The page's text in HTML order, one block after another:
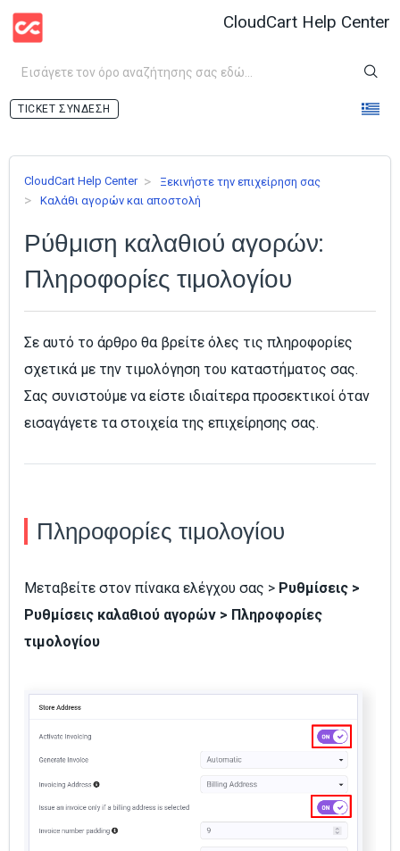
CloudCart Help Center
ΣΎΝΔΕΣΗ
CloudCart Help Center
Ξεκινήστε την επιχείρηση σας
Καλάθι αγορών και αποστολή
Ρύθμιση καλαθιού αγορών:
Πληροφορίες τιμολογίου
Σε αυτό το άρθρο θα βρείτε όλες τις πληροφορίες
σχετικά με την τιμολόγηση του καταστήματος σας.
Σας συνιστούμε να είστε ιδιαίτερα προσεκτικοί όταν
εισαγάγετε τα στοιχεία της επιχείρησης σας.
Πληροφορίες τιμολογίου
Μεταβείτε στον πίνακα ελέγχου σας > Ρυθμίσεις >
Ρυθμίσεις καλαθιού αγορών > Πληροφορίες
τιμολογίου